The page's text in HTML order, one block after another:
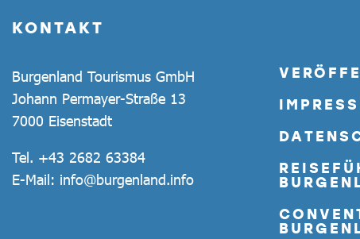
KONTAKT
Burgenland Tourismus GmbH
Johann Permayer-Straße 13
7000 Eisenstadt
Tel. +43 2682 63384
E-Mail: info@burgenland.info